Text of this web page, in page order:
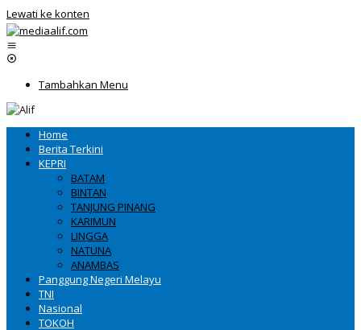
Lewati ke konten
Tambahkan Menu
Home
Berita Terkini
KEPRI
BATAM
BINTAN
TANJUNG PINANG
KARIMUN
LINGGA
NATUNA
ANAMBAS
Panggung Negeri Melayu
TNI
Nasional
TOKOH